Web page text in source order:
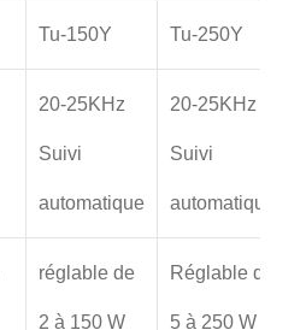
Tu-150Y Tu-250Y
20-25KHz
Suivi
automatique
20-25KHz
Suivi
automatique
réglable de
2 à 150 W
Réglable de
5 à 250 W